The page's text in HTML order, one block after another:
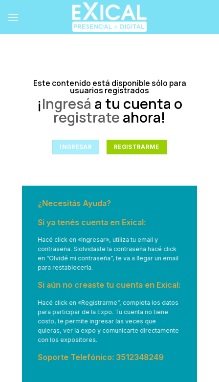
Este contenido está disponible sólo para
usuarios registrados
¡Ingresá a tu cuenta o
registrate ahora!
INGRESAR REGISTRARME
¿Necesitás Ayuda?
Si ya tenés cuenta en Exical:
Hacé click en «Ingresar», utiliza tu email y
contraseña. Siolvidaste la contraseña hacé click
en “Olvidé mi contraseña”, te va a llegar un email
para restablecerla.
Si aún no creaste tu cuenta en Exical:
Hacé click en «Registrarme”, completa los datos
para participar de la Expo. Tu cuenta no tiene
costo, te permite ingresar las veces que
quieras, ver la expo y comunicarte directamente
con los expositores.
Soporte Telefónico: 3512348249